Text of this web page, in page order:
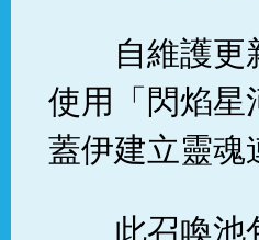
自維護更
使用「閃焰星
蓋伊建立靈魂
此召喚池